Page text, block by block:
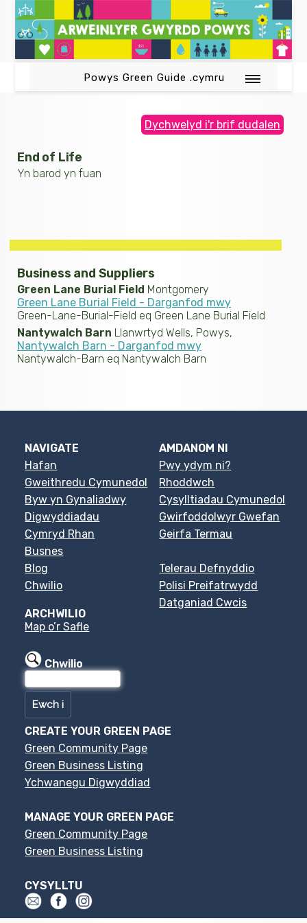
Powys Green Guide .cymru
Dychwelyd i'r brif dudalen
End of Life
Yn barod yn fuan
Business and Suppliers
Green Lane Burial Field Montgomery
Green Lane Burial Field - Darganfod mwy
Green-Lane-Burial-Field eq Green Lane Burial Field
Nantywalch Barn Llanwrtyd Wells, Powys,
Nantywalch Barn - Darganfod mwy
Nantywalch-Barn eq Nantywalch Barn
NAVIGATE
Hafan
Gweithredu Cymunedol
Byw yn Gynaliadwy
Digwyddiadau
Cymryd Rhan
Busnes
Blog
Chwilio
ARCHWILIO
Map o’r Safle
Chwilio
AMDANOM NI
Pwy ydym ni?
Rhoddwch
Cysylltiadau Cymunedol
Gwirfoddolwyr Gwefan
Geirfa Termau
Telerau Defnyddio
Polisi Preifatrwydd
Datganiad Cwcis
CREATE YOUR GREEN PAGE
Green Community Page
Green Business Listing
Ychwanegu Digwyddiad
MANAGE YOUR GREEN PAGE
Green Community Page
Green Business Listing
CYSYLLTU